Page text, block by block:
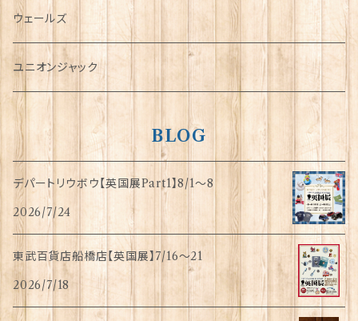
傘
指貫(シンブル)
ウェールズ
ユニオンジャック
BLOG
デパートリウボウ【英国展Part1】8/1〜8
2026/7/24
東武百貨店船橋店【英国展】7/16～21
2026/7/18